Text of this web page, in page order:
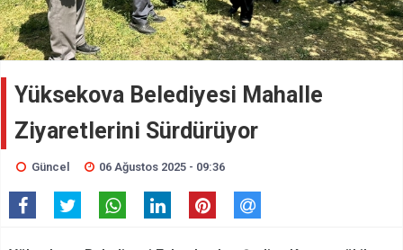
Yüksekova Belediyesi Mahalle
Ziyaretlerini Sürdürüyor
Güncel 06 Ağustos 2025 - 09:36